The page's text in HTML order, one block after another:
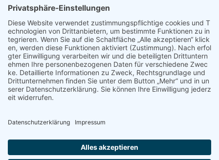
Restaurant
Dienstleistungen & Handwerk
Deutsch